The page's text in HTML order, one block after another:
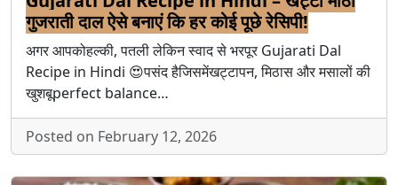
गुजराती दाल ऐसे बनाएं कि हर कोई पूछे रेसिपी!
अगर आपकोहल्की, पतली लेकिन स्वाद से भरपूर Gujarati Dal
Recipe in Hindi 😍पसंद हैजिसमेंखट्टापन, मिठास और मसालों की
खुशबूperfect balance…
Posted on February 12, 2026